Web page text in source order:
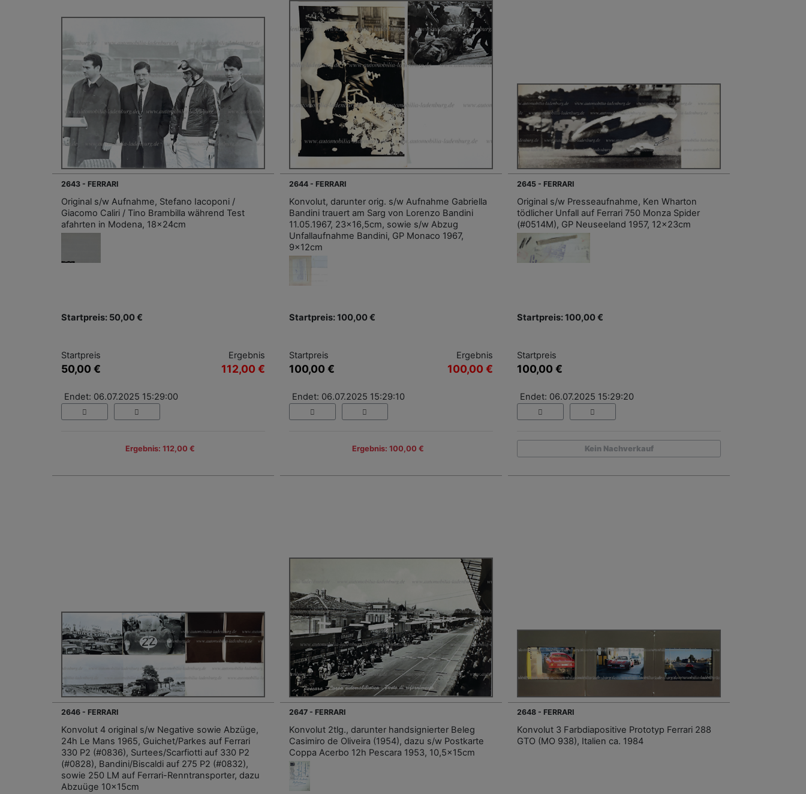
2643 - FERRARI
Original s/w Aufnahme, Stefano Iacoponi /
Giacomo Caliri / Tino Brambilla während Test
afahrten in Modena, 18x24cm
Startpreis: 50,00 €
Startpreis
50,00 €
Ergebnis
112,00 €
Endet: 06.07.2025 15:29:00
Ergebnis: 112,00 €
2644 - FERRARI
Konvolut, darunter orig. s/w Aufnahme Gabriella
Bandini trauert am Sarg von Lorenzo Bandini
11.05.1967, 23x16,5cm, sowie s/w Abzug
Unfallaufnahme Bandini, GP Monaco 1967,
9x12cm
Startpreis: 100,00 €
Startpreis
100,00 €
Ergebnis
100,00 €
Endet: 06.07.2025 15:29:10
Ergebnis: 100,00 €
2645 - FERRARI
Original s/w Presseaufnahme, Ken Wharton
tödlicher Unfall auf Ferrari 750 Monza Spider
(#0514M), GP Neuseeland 1957, 12x23cm
Startpreis: 100,00 €
Startpreis
100,00 €
Endet: 06.07.2025 15:29:20
Kein Nachverkauf
2646 - FERRARI
Konvolut 4 original s/w Negative sowie Abzüge,
24h Le Mans 1965, Guichet/Parkes auf Ferrari
330 P2 (#0836), Surtees/Scarfiotti auf 330 P2
(#0828), Bandini/Biscaldi auf 275 P2 (#0832),
sowie 250 LM auf Ferrari-Renntransporter, dazu
Abzuüge 10x15cm
2647 - FERRARI
Konvolut 2tlg., darunter handsignierter Beleg
Casimiro de Oliveira (1954), dazu s/w Postkarte
Coppa Acerbo 12h Pescara 1953, 10,5x15cm
2648 - FERRARI
Konvolut 3 Farbdiapositive Prototyp Ferrari 288
GTO (MO 938), Italien ca. 1984